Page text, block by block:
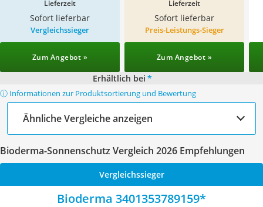
Lieferzeit
Sofort lieferbar
Lieferzeit
Sofort lieferbar
Vergleichssieger
Zum Angebot »
Preis-Leistungs-Sieger
Zum Angebot »
Erhältlich bei *
ⓘ Informationen zur Produktsortierung und Bewertung
Ähnliche Vergleiche anzeigen
Bioderma-Sonnenschutz Vergleich 2026 Empfehlungen
Vergleichssieger
Bioderma 3401353789159